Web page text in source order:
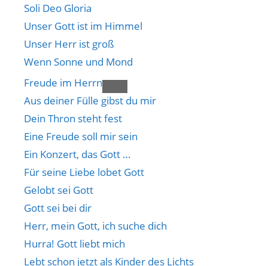
Soli Deo Gloria
Unser Gott ist im Himmel
Unser Herr ist groß
Wenn Sonne und Mond
Freude im Herrn
Aus deiner Fülle gibst du mir
Dein Thron steht fest
Eine Freude soll mir sein
Ein Konzert, das Gott …
Für seine Liebe lobet Gott
Gelobt sei Gott
Gott sei bei dir
Herr, mein Gott, ich suche dich
Hurra! Gott liebt mich
Lebt schon jetzt als Kinder des Lichts